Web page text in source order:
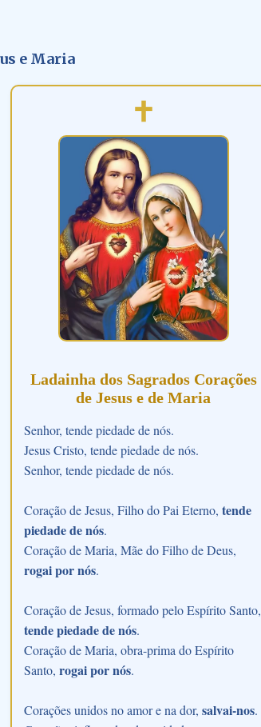
e Maria
Ladainha dos Sagrados Corações
de Jesus e de Maria
Senhor, tende piedade de nós.
Jesus Cristo, tende piedade de nós.
Senhor, tende piedade de nós.
Coração de Jesus, Filho do Pai Eterno, tende
piedade de nós.
Coração de Maria, Mãe do Filho de Deus,
rogai por nós.
Coração de Jesus, formado pelo Espírito Santo,
tende piedade de nós.
Coração de Maria, obra-prima do Espírito
Santo, rogai por nós.
Corações unidos no amor e na dor, salvai-nos.